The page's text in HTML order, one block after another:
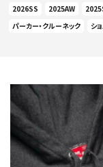
2026SS 2025AW
パーカー・クルーネック
シ